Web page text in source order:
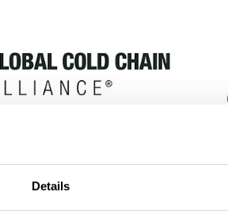
Details
per la catena del